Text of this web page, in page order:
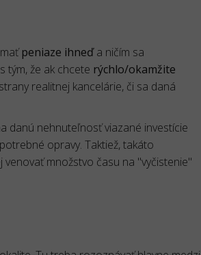
peniaze ihneďa ničím sa
tým, že ak chcete rýchlo/okamžite
realitnej kancelárie, či sa daná
danú nehnuteľnosť viazané investície
opravy. Taktiež, takáto
množstvo času na "vyčistenie"